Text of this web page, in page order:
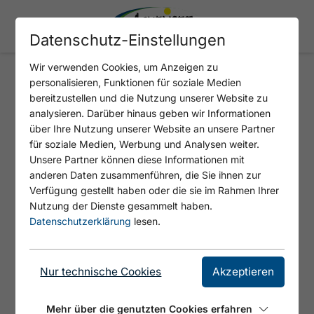
ROFANSPITZE (2.259M)
© Achensee Tourismus
Der Aufstieg führt von der Bergstation über
Datenschutz-Einstellungen
Wir verwenden Cookies, um Anzeigen zu
personalisieren, Funktionen für soziale Medien
bereitzustellen und die Nutzung unserer Website zu
analysieren. Darüber hinaus geben wir Informationen
über Ihre Nutzung unserer Website an unsere Partner
für soziale Medien, Werbung und Analysen weiter.
Unsere Partner können diese Informationen mit
anderen Daten zusammenführen, die Sie ihnen zur
Verfügung gestellt haben oder die sie im Rahmen Ihrer
Nutzung der Dienste gesammelt haben.
Datenschutzerklärung lesen.
Nur technische Cookies Akzeptieren
Mehr über die genutzten Cookies erfahren